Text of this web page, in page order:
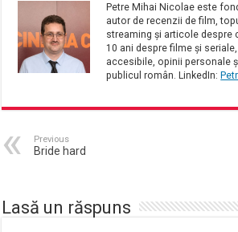
Petre Mihai Nicolae este
autor de recenzii de film,
streaming și articole despre
10 ani despre filme și
accesibile, opinii personale
publicul român. LinkedIn:
Previous
Bride hard
Lasă un răspuns